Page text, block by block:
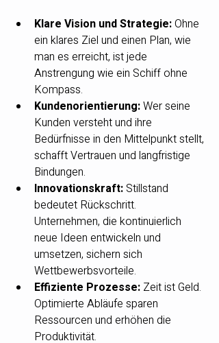
Klare Vision und Strategie: Ohne
ein klares Ziel und einen Plan, wie
man es erreicht, ist jede
Anstrengung wie ein Schiff ohne
Kompass.
Kundenorientierung: Wer seine
Kunden versteht und ihre
Bedürfnisse in den Mittelpunkt stellt,
schafft Vertrauen und langfristige
Bindungen.
Innovationskraft: Stillstand
bedeutet Rückschritt.
Unternehmen, die kontinuierlich
neue Ideen entwickeln und
umsetzen, sichern sich
Wettbewerbsvorteile.
Effiziente Prozesse: Zeit ist Geld.
Optimierte Abläufe sparen
Ressourcen und erhöhen die
Produktivität.